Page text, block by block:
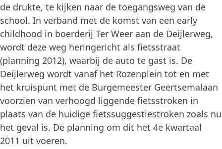
de drukte, te kijken naar de toegangsweg van de
school. In verband met de komst van een early
childhood in boerderij Ter Weer aan de Deijlerweg,
wordt deze weg heringericht als fietsstraat
(planning 2012), waarbij de auto te gast is. De
Deijlerweg wordt vanaf het Rozenplein tot en met
het kruispunt met de Burgemeester Geertsemalaan
voorzien van verhoogd liggende fietsstroken in
plaats van de huidige fietssuggestiestroken zoals nu
het geval is. De planning om dit het 4e kwartaal
2011 uit voeren.